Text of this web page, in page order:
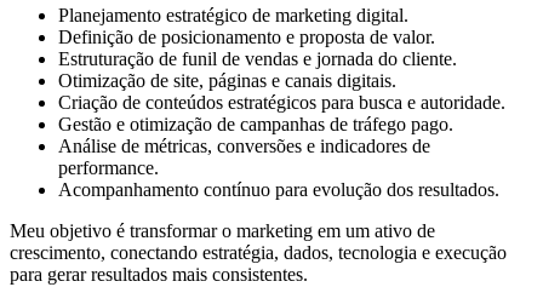
Planejamento estratégico de marketing digital.
Definição de posicionamento e proposta de valor.
Estruturação de funil de vendas e jornada do cliente.
Otimização de site, páginas e canais digitais.
Criação de conteúdos estratégicos para busca e autoridade.
Gestão e otimização de campanhas de tráfego pago.
Análise de métricas, conversões e indicadores de
performance.
Acompanhamento contínuo para evolução dos resultados.
Meu objetivo é transformar o marketing em um ativo de
crescimento, conectando estratégia, dados, tecnologia e execução
para gerar resultados mais consistentes.